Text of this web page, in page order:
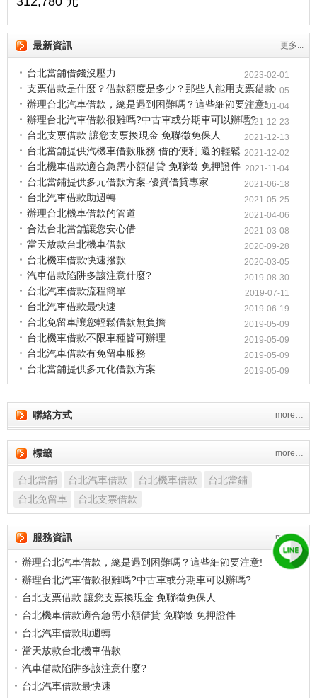
最新資訊 更多...
台北當舖借錢沒壓力 2023-02-01
支票借款是什麼？借款額度是多少？那些人能用支票借款
2022-02-05
辦理台北汽車借款，總是遇到困難嗎？這些細節要注意!2022-01-04
辦理台北汽車借款很難嗎?中古車或分期車可以辦嗎?2021-12-23
台北支票借款 讓您支票換現金 免聯徵免保人 2021-12-13
台北當舖提供汽機車借款服務 借的便利 還的輕鬆 2021-12-02
台北機車借款適合急需小額借貸 免聯徵 免押證件 2021-11-04
台北當鋪提供多元借款方案-優質借貸專家 2021-06-18
台北汽車借款助週轉 2021-05-25
辦理台北機車借款的管道 2021-04-06
合法台北當舖讓您安心借 2021-03-08
當天放款台北機車借款 2020-09-28
台北機車借款快速撥款 2020-03-05
汽車借款陷阱多該注意什麼? 2019-08-30
台北汽車借款流程簡單 2019-07-11
台北汽車借款最快速 2019-06-19
台北免留車讓您輕鬆借款無負擔 2019-05-09
台北機車借款不限車種皆可辦理 2019-05-09
台北汽車借款有免留車服務 2019-05-09
台北當舖提供多元化借款方案 2019-05-09
聯絡方式 more…
標籤 more…
台北當舖 台北汽車借款 台北機車借款
台北當鋪
台北免留車
台北支票借款
服務資訊 more…
辦理台北汽車借款，總是遇到困難嗎？這些細節要注意!
辦理台北汽車借款很難嗎?中古車或分期車可以辦嗎?
台北支票借款 讓您支票換現金 免聯徵免保人
台北機車借款適合急需小額借貸 免聯徵 免押證件
台北汽車借款助週轉
當天放款台北機車借款
汽車借款陷阱多該注意什麼?
台北汽車借款最快速